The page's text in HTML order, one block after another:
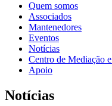
Quem somos
Associados
Mantenedores
Eventos
Notícias
Centro de Mediação
Apoio
Notícias